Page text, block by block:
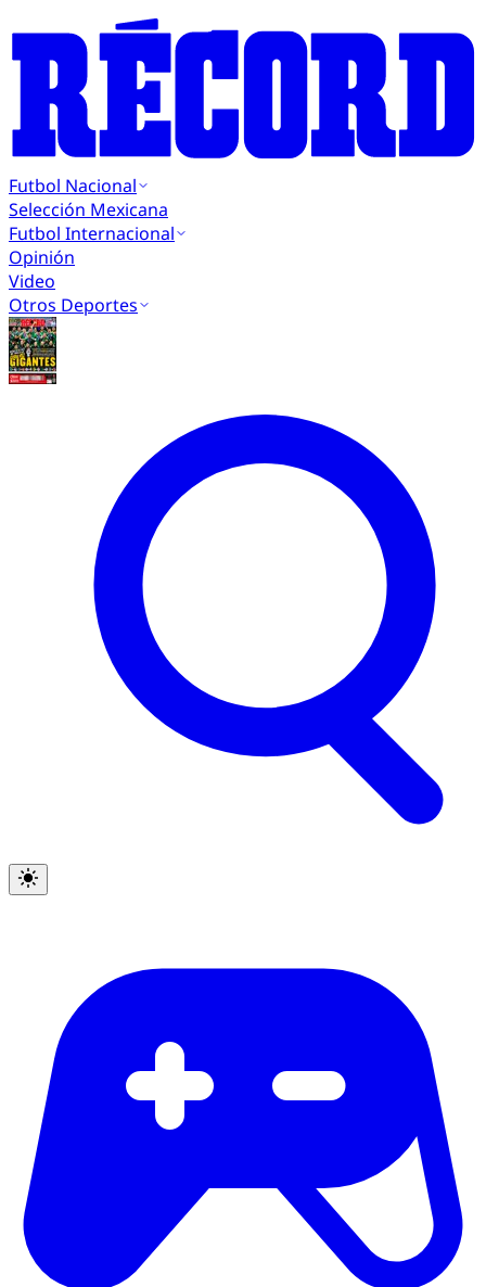
Futbol Nacional
Selección Mexicana
Futbol Internacional
Opinión
Video
Otros Deportes